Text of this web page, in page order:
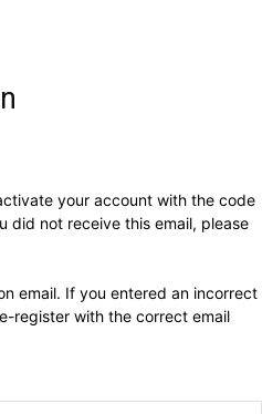
your account with the code
did not receive this email, please
email. If you entered an incorrect
register with the correct email